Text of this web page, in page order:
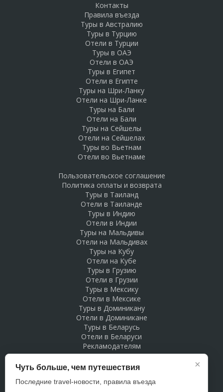
Контакты
Правила въезда
Туры в Австралию
Туры в Турцию
Отели в Турции
Туры в ОАЭ
Отели в ОАЭ
Туры в Египет
Отели в Египте
Туры на Шри-Ланку
Отели на Шри-Ланке
Туры на Бали
Отели на Бали
Туры на Сейшелы
Отели на Сейшелах
Туры во Вьетнам
Отели во Вьетнаме
Пользовательское соглашение
Политика оплаты и возврата
Туры в Таиланд
Отели в Таиланде
Туры в Индию
Отели в Индии
Туры на Мальдивы
Отели на Мальдивах
Туры на Кубу
Отели на Кубе
Туры в Грузию
Отели в Грузии
Туры в Мексику
Отели в Мексике
Туры в Доминикану
Отели в Доминикане
Туры в Беларусь
Отели в Беларуси
Рекламодателям
×
Чуть больше, чем путешествия
Последние travel-новости, правила въезда